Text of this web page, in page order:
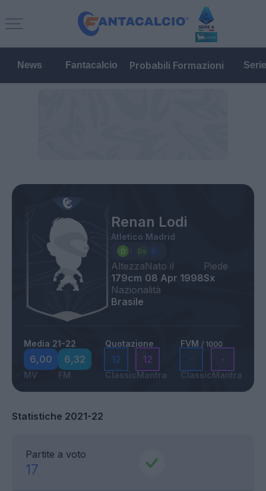
News Fantacalcio Probabili Formazioni
Renan Lodi
Atletico Madrid
Altezza
179cm
Nato il
08 Apr 1998
Piede
Sx
Nazionalità
Brasile
Media 21-22
6,00
MV
6,32
FM
Quotazione
12
Classic
12
Mantra
FVM / 1000
-
Classic
-
Mantra
Statistiche 2021-22
Partite a voto
17